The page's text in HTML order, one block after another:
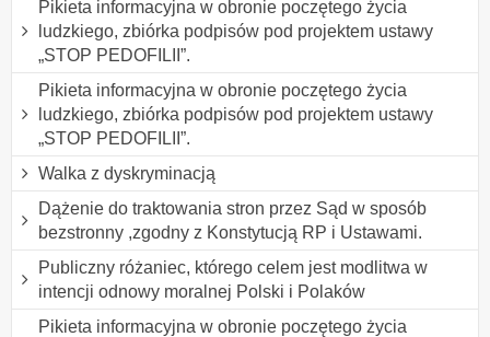
Pikieta informacyjna w obronie poczętego życia
ludzkiego, zbiórka podpisów pod projektem ustawy
„STOP PEDOFILII”.
Pikieta informacyjna w obronie poczętego życia
ludzkiego, zbiórka podpisów pod projektem ustawy
„STOP PEDOFILII”.
Walka z dyskryminacją
Dążenie do traktowania stron przez Sąd w sposób
bezstronny ,zgodny z Konstytucją RP i Ustawami.
Publiczny różaniec, którego celem jest modlitwa w
intencji odnowy moralnej Polski i Polaków
Pikieta informacyjna w obronie poczętego życia